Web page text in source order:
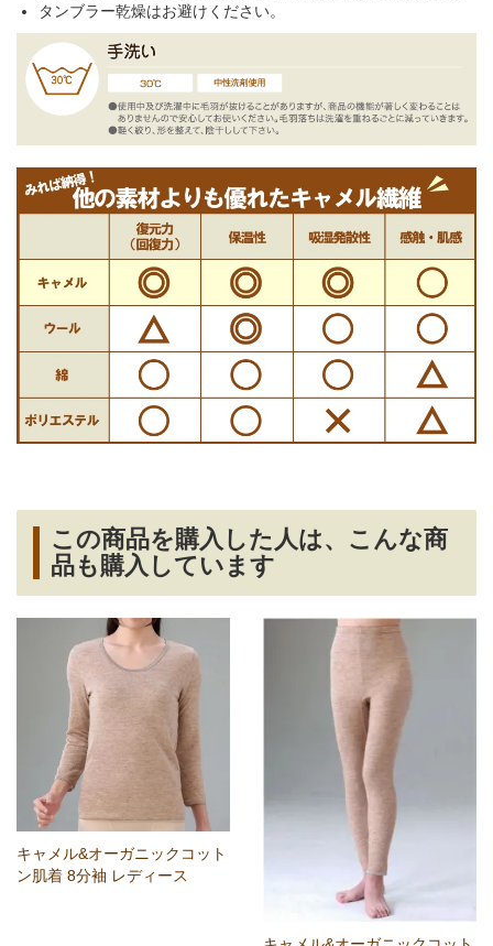
タンブラー乾燥はお避けください。
この商品を購入した人は、こんな商
品も購入しています
キャメル&オーガニックコット
ン肌着 8分袖 レディース